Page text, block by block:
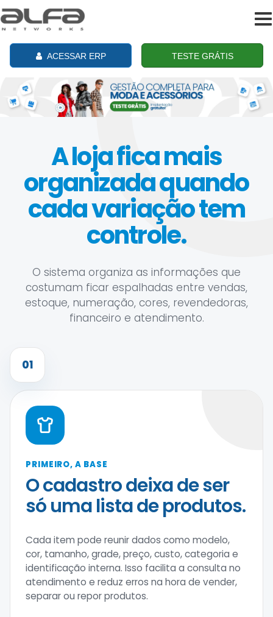
ACESSAR ERP TESTE GRÁTIS
A loja fica mais
organizada quando
cada variação tem
controle.
O sistema organiza as informações que
costumam ficar espalhadas entre vendas,
estoque, numeração, cores, revendedoras,
financeiro e atendimento.
01
PRIMEIRO, A BASE
O cadastro deixa de ser
só uma lista de produtos.
Cada item pode reunir dados como modelo,
cor, tamanho, grade, preço, custo, categoria e
identificação interna. Isso facilita a consulta no
atendimento e reduz erros na hora de vender,
separar ou repor produtos.